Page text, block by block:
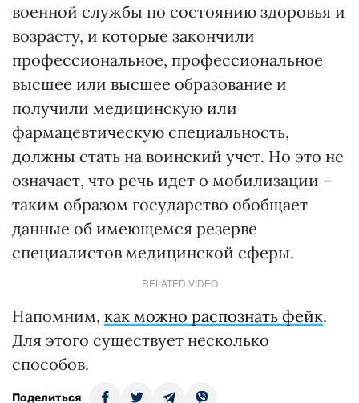
военной службы по состоянию здоровья и
возрасту, и которые закончили
профессиональное, профессиональное
высшее или высшее образование и
получили медицинскую или
фармацевтическую специальность,
должны стать на воинский учет. Но это не
означает, что речь идет о мобилизации –
таким образом государство обобщает
данные об имеющемся резерве
специалистов медицинской сферы.
RELATED VIDEO
Напомним, как можно распознать фейк.
Для этого существует несколько
способов.
Поделиться